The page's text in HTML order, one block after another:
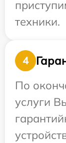
техники.
4
По
услуги